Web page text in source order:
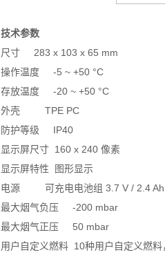
技术参数
尺寸
283 x 103 x 65 mm
操作温度
-5 ~ +50 °C
存放温度
-20 ~ +50 °C
外壳
TPE PC
防护等级
IP40
显示屏尺寸 160 x 240 像素
显示屏特性
图形显示
电源
可充电电池组 3.7 V / 2.4
最大烟气负压
-200 mbar
最大烟气正压
50 mbar
用户自定义燃料 10种用户自定义燃料